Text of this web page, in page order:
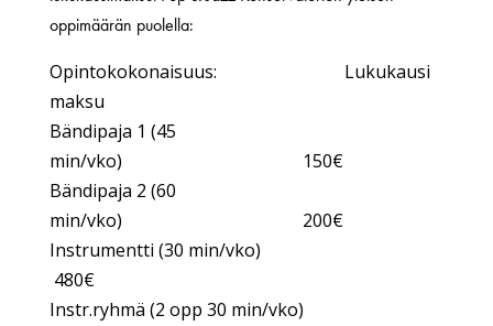
oppimäärän puolella:
Opintokokonaisuus: Lukukausi
maksu
Bändipaja 1 (45
min/vko) 150€
Bändipaja 2 (60
min/vko) 200€
Instrumentti (30 min/vko)
480€
Instr.ryhmä (2 opp 30 min/vko)